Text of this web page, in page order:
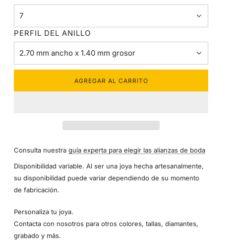
7
PERFIL DEL ANILLO
2.70 mm ancho x 1.40 mm grosor
AGREGAR AL CARRITO
C
A
A
N
O
.
.
Consulta nuestraguía experta para elegir las alianzas de boda
Disponibilidad variable. Al ser una joya hecha artesanalmente,
su disponibilidad puede variar dependiendo de su momento
de fabricación.
Personaliza tu joya.
Contacta con nosotros para otros colores, tallas, diamantes,
grabado y más.